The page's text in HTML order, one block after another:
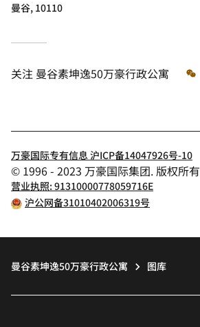
曼谷, 10110
关注 曼谷素坤逸50万豪行政公寓
万豪国际专有信息 沪ICP备14047926号-10
© 1996 - 2023 万豪国际集团. 版权所有
营业执照: 91310000778059716E
沪公网备31010402006319号
曼谷素坤逸50万豪行政公寓 图库